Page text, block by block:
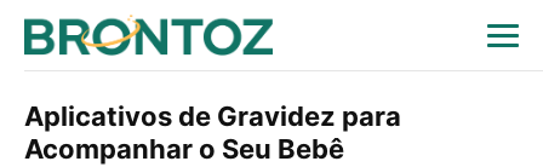
Aplicativos de Gravidez para
Acompanhar o Seu Bebê